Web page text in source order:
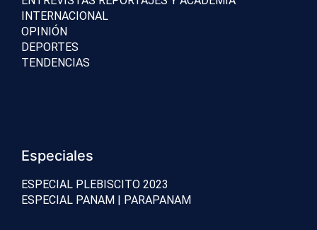
INTERNACIONAL
OPINIÓN
DEPORTES
TENDENCIAS
Especiales
ESPECIAL PLEBISCITO 2023
ESPECIAL PANAM | PARAPANAM